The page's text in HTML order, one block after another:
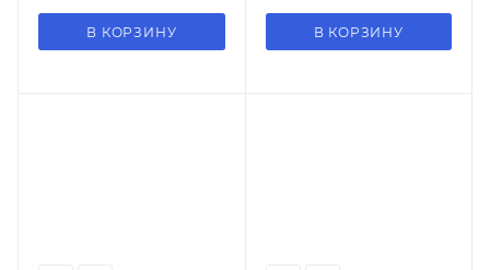
В КОРЗИНУ В КОРЗИНУ